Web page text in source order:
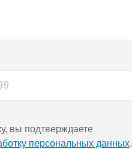
вы подтверждаете
персональных данных.